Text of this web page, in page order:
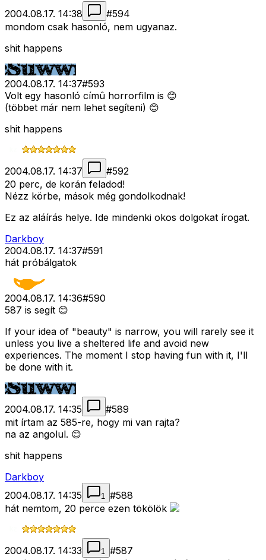
2004.08.17. 14:38 #594
mondom csak hasonló, nem ugyanaz.
shit happens
2004.08.17. 14:37#593
Volt egy hasonló címû horrorfilm is 😊
(többet már nem lehet segíteni) 😊
shit happens
2004.08.17. 14:37 #592
20 perc, de korán feladod!
Nézz körbe, mások még gondolkodnak!
Ez az aláírás helye. Ide mindenki okos dolgokat írogat.
Darkboy
2004.08.17. 14:37#591
hát próbálgatok
2004.08.17. 14:36#590
587 is segít 😊
If your idea of "beauty" is narrow, you will rarely see it
unless you live a sheltered life and avoid new
experiences. The moment I stop having fun with it, I'll
be done with it.
2004.08.17. 14:35 #589
mit írtam az 585-re, hogy mi van rajta?
na az angolul. 😊
shit happens
Darkboy
2004.08.17. 14:35
1 #588
hát nemtom, 20 perce ezen tökölök
2004.08.17. 14:33 1 #587